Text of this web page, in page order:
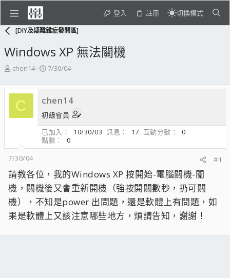
登入 註冊 切換模式
[DIY及疑難雜症發問區]
Windows XP 無法關機
主
發
人
chen14
開
日
期
7/30/04
C chen14
初級會員
已加入
10/30/03 訊息 17 互動分數
0
點數
0
7/30/04
#1
請教各位，我的Windows XP 按開始-電腦關機-關
機，關機後又會重新開機（強按開關數秒，扔可關
機），不知是power 出問題，還是軟體上有問題，如
果是軟體上又該注意哪些地方，煩請告知，謝謝！